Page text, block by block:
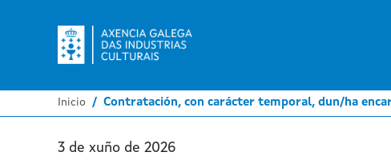
Inicio Contratación, con carácter temporal, dun/ha
3 de xuño de 2026